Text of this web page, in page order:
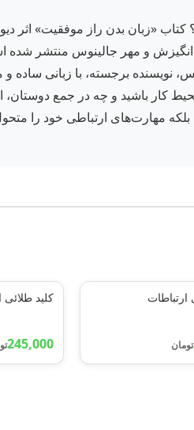
«زبان بدن راز موفقیت» اثر
نویسنده برجسته، با زبانی
کار باشید و چه در جمع
بلکه مهارت‌های ارتباطی خود را
ارتباطات
تومان
کلید طلائی
245,000